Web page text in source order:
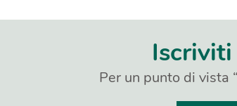
Per un punto di vista